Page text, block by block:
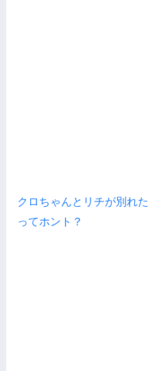
クロちゃんとリチが別れ
ってホント？